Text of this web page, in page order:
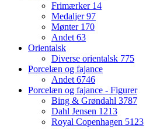
Frimærker 14
Medaljer97
Mønter 170
Andet 63
Orientalsk
Diverse orientalsk 775
Porcelæn og fajance
Andet 6746
Porcelæn og fajance - Figurer
Bing & Grøndahl 3787
Dahl Jensen 1213
Royal Copenhagen 5123